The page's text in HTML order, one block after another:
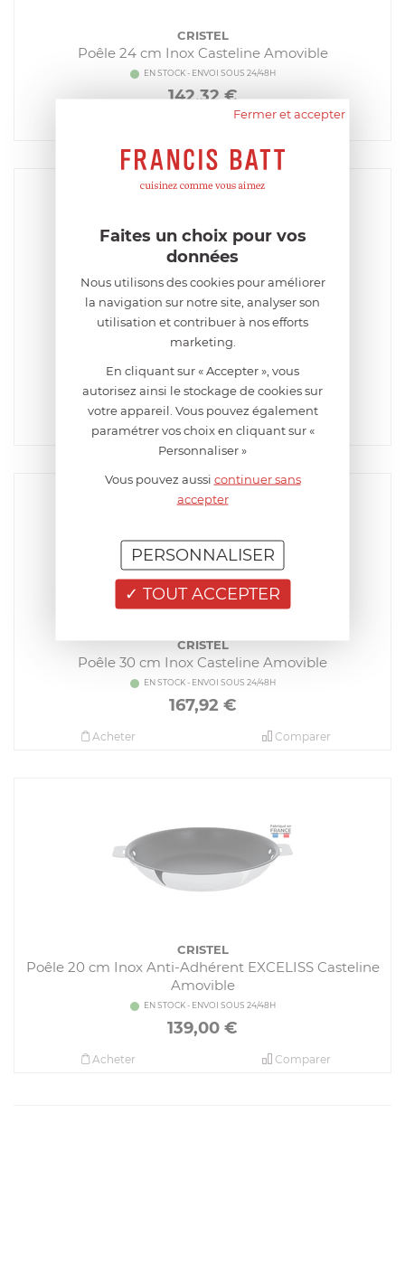
CRISTEL
Poêle 24 cm Inox Casteline Amovible
EN STOCK - ENVOI SOUS 24/48H
142,32€
CRISTEL
EN STOCK - ENVOI SOUS 24/48H
151,92€
Comparer
Acheter
CRISTEL
Poêle 30 cm Inox Casteline Amovible
EN STOCK - ENVOI SOUS 24/48H
167,92 €
Comparer
Acheter
CRISTEL
Poêle 20 cm Inox Anti-Adhérent EXCELISS Casteline
Amovible
EN STOCK - ENVOI SOUS 24/48H
139,00 €
Comparer
Acheter
Fermer et accepter
Faites un choix pour vos
données
Nous utilisons des cookies pour améliorer
la navigation sur notre site, analyser son
utilisation et contribuer à nos efforts
marketing.
En cliquant sur « Accepter », vous
autorisez ainsi le stockage de cookies sur
votre appareil. Vous pouvez également
paramétrer vos choix en cliquant sur «
Personnaliser »
Vous pouvez aussi continuer sans
accepter
TOUT ACCEPTER
PERSONNALISER